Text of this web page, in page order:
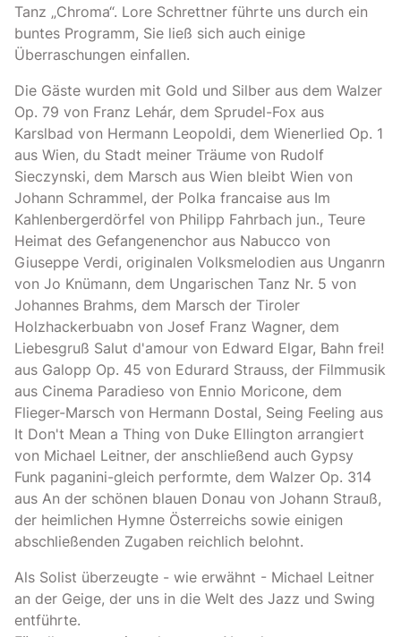
Tanz „Chroma“. Lore Schrettner führte uns durch ein
buntes Programm, Sie ließ sich auch einige
Überraschungen einfallen.
Die Gäste wurden mit Gold und Silber aus dem Walzer
Op. 79 von Franz Lehár, dem Sprudel-Fox aus
Karslbad von Hermann Leopoldi, dem Wienerlied Op. 1
aus Wien, du Stadt meiner Träume von Rudolf
Sieczynski, dem Marsch aus Wien bleibt Wien von
Johann Schrammel, der Polka francaise aus Im
Kahlenbergerdörfel von Philipp Fahrbach jun., Teure
Heimat des Gefangenenchor aus Nabucco von
Giuseppe Verdi, originalen Volksmelodien aus Unganrn
von Jo Knümann, dem Ungarischen Tanz Nr. 5 von
Johannes Brahms, dem Marsch der Tiroler
Holzhackerbuabn von Josef Franz Wagner, dem
Liebesgruß Salut d'amour von Edward Elgar, Bahn frei!
aus Galopp Op. 45 von Edurard Strauss, der Filmmusik
aus Cinema Paradieso von Ennio Moricone, dem
Flieger-Marsch von Hermann Dostal, Seing Feeling aus
It Don't Mean a Thing von Duke Ellington arrangiert
von Michael Leitner, der anschließend auch Gypsy
Funk paganini-gleich performte, dem Walzer Op. 314
aus An der schönen blauen Donau von Johann Strauß,
der heimlichen Hymne Österreichs sowie einigen
abschließenden Zugaben reichlich belohnt.
Als Solist überzeugte - wie erwähnt - Michael Leitner
an der Geige, der uns in die Welt des Jazz und Swing
entführte.